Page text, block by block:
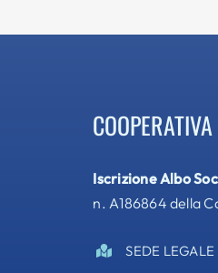
Iscrizione Albo
n. A186864 della
SEDE